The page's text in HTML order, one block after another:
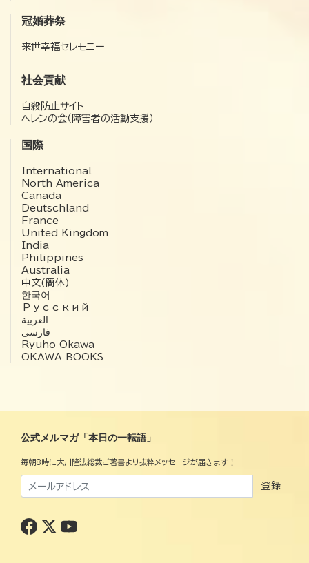
冠婚葬祭
来世幸福セレモニー
社会貢献
自殺防止サイト
ヘレンの会（障害者の活動支援）
国際
International
North America
Canada
Deutschland
France
United Kingdom
India
Philippines
Australia
中文(簡体)
한국어
Русский
العربية‏
فارسی
Ryuho Okawa
OKAWA BOOKS
公式メルマガ「本日の一転語」
毎朝8時に大川隆法総裁ご著書より抜粋メッセージが届きます！
登録